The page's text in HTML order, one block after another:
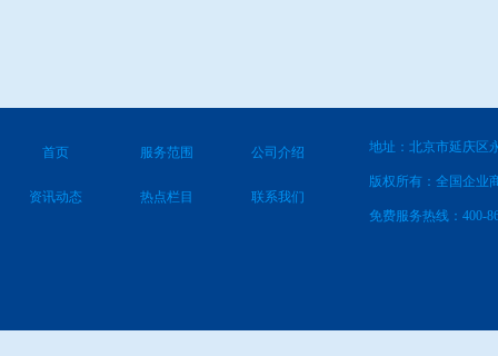
首页 服务范围 公司介绍
资讯动态 热点栏目 联系我们
地址：北京市延庆区
版权所有：全国企业
免费服务热线：